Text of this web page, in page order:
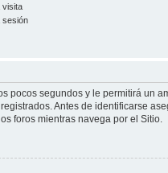
visita
sesión
pocos segundos y le permitirá un
Antes de identificarse
foros mientras navega por el Sitio.